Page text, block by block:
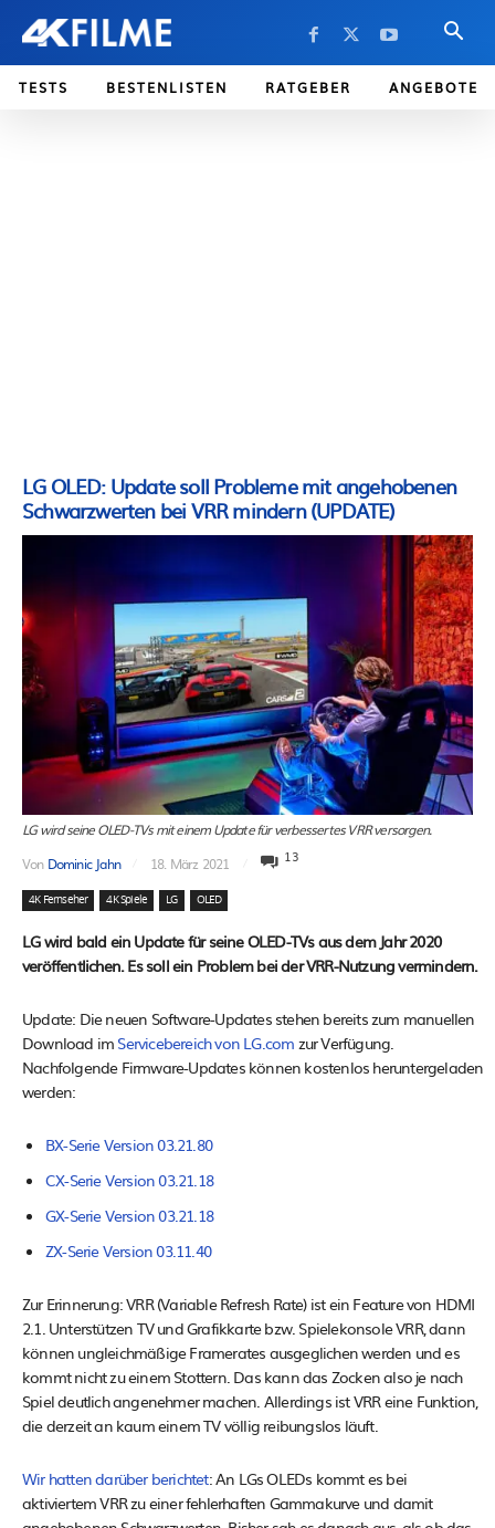
TESTS BESTENLISTEN RATGEBER ANGEBOTE
LG OLED: Update soll Probleme mit angehobenen
Schwarzwerten bei VRR mindern (UPDATE)
LG wird seine OLED-TVs mit einem Update für verbessertes VRR versorgen.
Von Dominic Jahn 18. März 2021 13
4K Fernseher 4K Spiele LG OLED
LG wird bald ein Update für seine OLED-TVs aus dem Jahr 2020
veröffentlichen. Es soll ein Problem bei der VRR-Nutzung vermindern.
Update: Die neuen Software-Updates stehen bereits zum manuellen
Download im Servicebereich von LG.com zur Verfügung.
Nachfolgende Firmware-Updates können kostenlos heruntergeladen
werden:
BX-Serie Version 03.21.80
CX-Serie Version 03.21.18
GX-Serie Version 03.21.18
ZX-Serie Version 03.11.40
Zur Erinnerung: VRR (Variable Refresh Rate) ist ein Feature von HDMI
2.1. Unterstützen TV und Grafikkarte bzw. Spielekonsole VRR, dann
können ungleichmäßige Framerates ausgeglichen werden und es
kommt nicht zu einem Stottern. Das kann das Zocken also je nach
Spiel deutlich angenehmer machen. Allerdings ist VRR eine Funktion,
die derzeit an kaum einem TV völlig reibungslos läuft.
Wir hatten darüber berichtet: An LGs OLEDs kommt es bei
aktiviertem VRR zu einer fehlerhaften Gammakurve und damit